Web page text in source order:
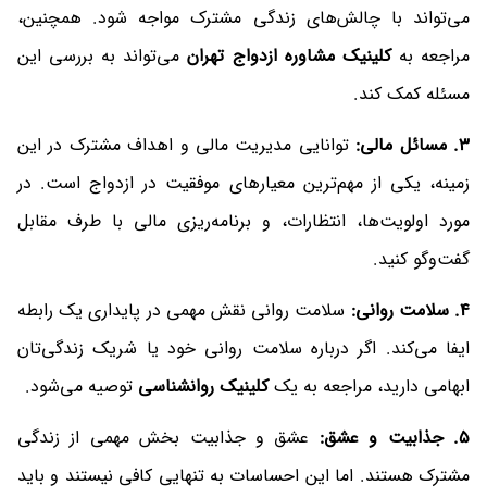
می‌تواند با چالش‌های زندگی مشترک مواجه شود. همچنین،
مراجعه بهکلینیک مشاوره ازدواج تهرانمی‌تواند به بررسی این
مسئله کمک کند.
3. مسائل مالی:
توانایی مدیریت مالی و اهداف مشترک در این
زمینه، یکی از مهم‌ترین معیارهای موفقیت در ازدواج است. در
مورد اولویت‌ها، انتظارات، و برنامه‌ریزی مالی با طرف مقابل
گفت‌وگو کنید.
4. سلامت روانی:
سلامت روانی نقش مهمی در پایداری یک رابطه
ایفا می‌کند. اگر درباره سلامت روانی خود یا شریک زندگی‌تان
ابهامی دارید، مراجعه به یککلینیک روانشناسی توصیه می‌شود.
5. جذابیت و عشق:
عشق و جذابیت بخش مهمی از زندگی
مشترک هستند. اما این احساسات به تنهایی کافی نیستند و باید